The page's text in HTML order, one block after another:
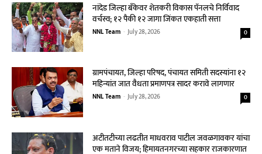
नांदेड जिल्हा बँकेवर शेतकरी विकास पॅनलचे निर्विवाद
वर्चस्व; १२ पैकी १२ जागा जिंकत एकहाती सत्ता
NNL Team - July 28, 2026 0
ग्रामपंचायत, जिल्हा परिषद, पंचायत समिती सदस्यांना १२
महिन्यांत जात वैधता प्रमाणपत्र सादर करावे लागणार
NNL Team - July 28, 2026 0
अटीतटीच्या लढतीत माधवराव पाटील जवळगावकर यांचा
एक मताने विजय; हिमायतनगरच्या सहकार राजकारणात